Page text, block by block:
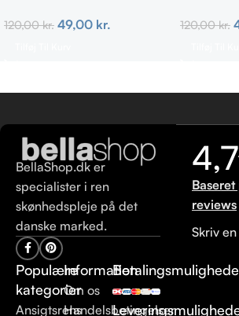
120,00kr. 49,00 kr. 120,00kr.
BellaShop.dk er
specialister i ren
skønhedspleje på det
danske marked.
Populære
kategorier
Ansigtsrens
Information
Om os
Handelsbetingelser
4,7
reviews
Skriv